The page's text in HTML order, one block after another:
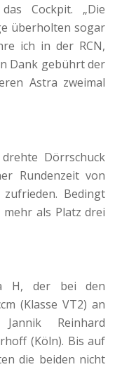
Cockpit. „Die
überholten sogar
ich in der RCN,
Dank gebührt der
Astra zweimal
Dörrschuck
Rundenzeit von
Bedingt
als Platz drei
H, der bei den
(Klasse VT2) an
Reinhard
(Köln). Bis auf
die beiden nicht